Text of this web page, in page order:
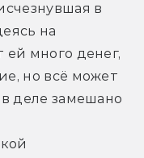
в
на
ей много денег,
но всё может
деле замешано